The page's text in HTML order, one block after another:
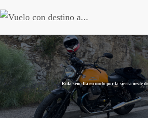
Ruta sencilla en moto por la sierra oeste